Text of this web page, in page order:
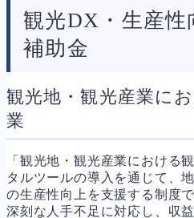
観光DX・生産性
補助金
観光地・観光産業に
業
「観光地・観光産業における
タルツールの導入を通じて、
の生産性向上を支援する制度
深刻な人手不足に対応し、収